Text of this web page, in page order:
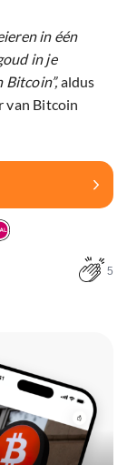
in één
in je
aldus
van Bitcoin
5